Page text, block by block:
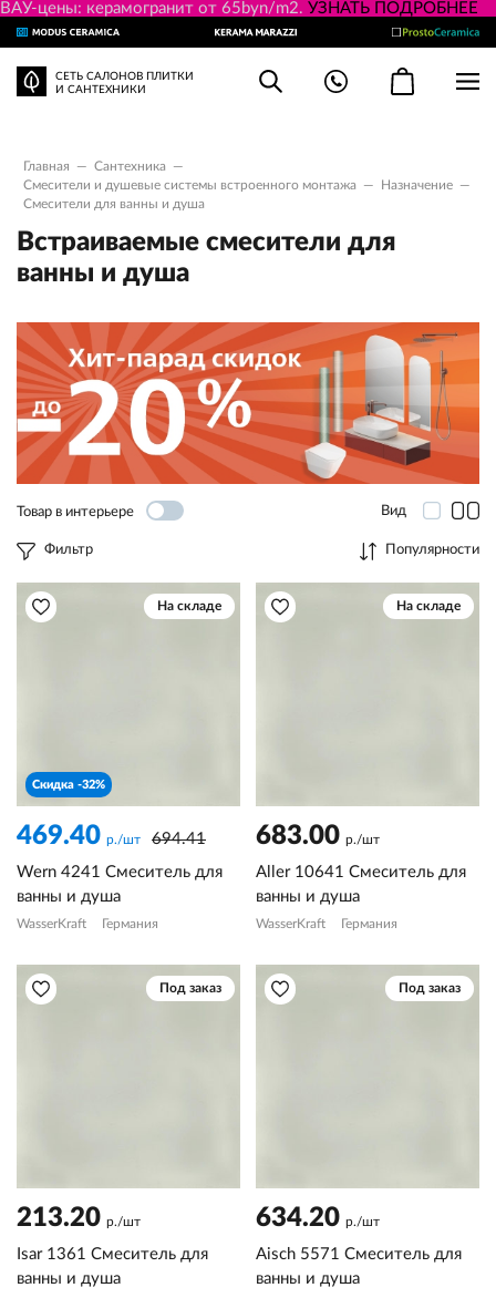
ВАУ-цены: керамогранит от 65byn/m2. УЗНАТЬ ПОДРОБНЕЕ
СЕТЬ САЛОНОВ ПЛИТКИ
И САНТЕХНИКИ
Главная — Сантехника
—
Смесители и душевые системы встроенного монтажа
— Назначение —
Смесители для ванны и душа
Встраиваемые смесители для
ванны и душа
Популярности
Товар в интерьере Вид
Фильтр
На складе
Скидка -32%
469.40 р./шт
694.41
Wern 4241 Смеситель для
ванны и душа
WasserKraft Германия
На складе
683.00 р./шт
Aller 10641 Смеситель для
ванны и душа
WasserKraft Германия
Под заказ
213.20 р./шт
Isar 1361 Смеситель для
ванны и душа
Под заказ
634.20 р./шт
Aisch 5571 Смеситель для
ванны и душа